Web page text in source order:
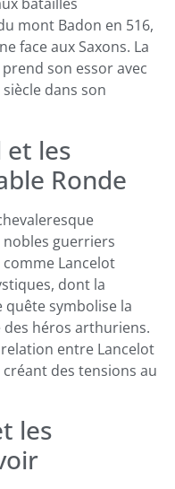
batailles
mont Badon en 516,
face aux Saxons. La
son essor avec
dans son
et les
Ronde
guerriers
Lancelot
dont la
quête symbolise la
héros arthuriens.
entre Lancelot
des tensions au
les